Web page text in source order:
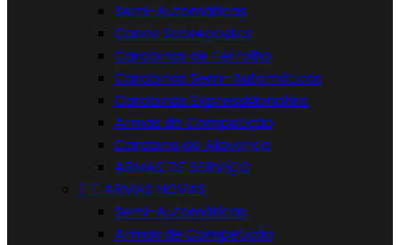
Semi-Automáticas
Canos Sobrepostos
Carabinas de Ferrolho
Carabinas Semi-Automáticas
Carabinas ExpressMonotiro
Armas de Competição
Carabina de Alavanca
ARMAS DE SERVIÇO
  ARMAS NOVAS
Semi-Automáticas
Armas de Competição